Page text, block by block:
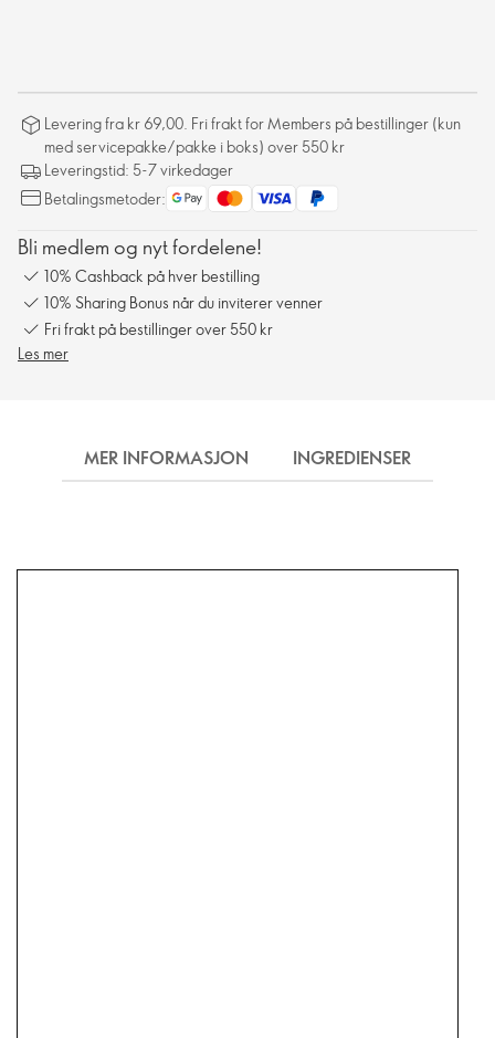
Levering fra kr 69,00. Fri frakt for Members på bestillinger (kun
med servicepakke/pakke i boks) over 550 kr
Leveringstid: 5-7 virkedager
Betalingsmetoder:
Bli medlem og nyt fordelene!
10% Cashback på hver bestilling
10% Sharing Bonus når du inviterer venner
Fri frakt på bestillinger over 550 kr
Les mer
MER INFORMASJON INGREDIENSER